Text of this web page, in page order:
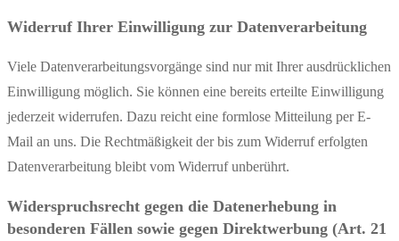
Widerruf Ihrer Einwilligung zur Datenverarbeitung
Viele Datenverarbeitungsvorgänge sind nur mit Ihrer ausdrücklichen
Einwilligung möglich. Sie können eine bereits erteilte Einwilligung
jederzeit widerrufen. Dazu reicht eine formlose Mitteilung per E-
Mail an uns. Die Rechtmäßigkeit der bis zum Widerruf erfolgten
Datenverarbeitung bleibt vom Widerruf unberührt.
Widerspruchsrecht gegen die Datenerhebung in
besonderen Fällen sowie gegen Direktwerbung (Art. 21